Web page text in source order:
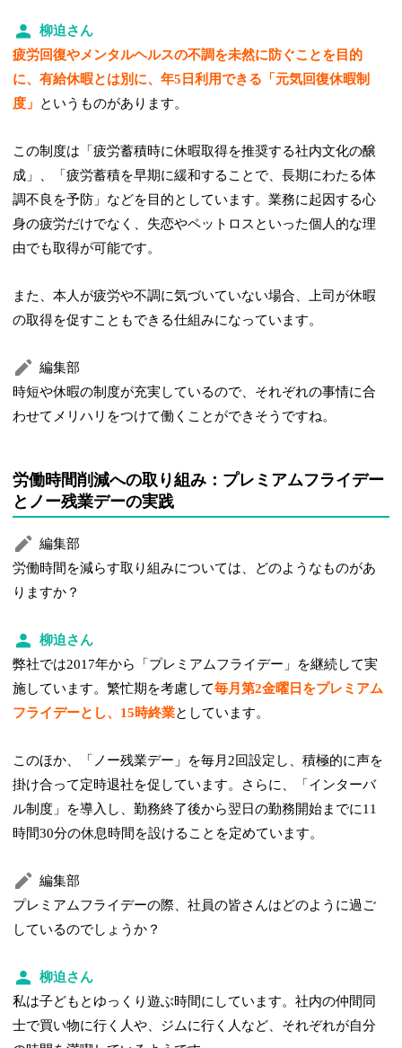
柳迫さん
疲労回復やメンタルヘルスの不調を未然に防ぐことを目的
に、有給休暇とは別に、年5日利用できる「元気回復休暇制
度」
というものがあります。
この制度は「疲労蓄積時に休暇取得を推奨する社内文化の醸
成」、「疲労蓄積を早期に緩和することで、長期にわたる体
調不良を予防」などを目的としています。業務に起因する心
身の疲労だけでなく、失恋やペットロスといった個人的な理
由でも取得が可能です。
また、本人が疲労や不調に気づいていない場合、上司が休暇
の取得を促すこともできる仕組みになっています。
編集部
時短や休暇の制度が充実しているので、それぞれの事情に合
わせてメリハリをつけて働くことができそうですね。
労働時間削減への取り組み：プレミアムフライデー
とノー残業デーの実践
編集部
労働時間を減らす取り組みについては、どのようなものがあ
りますか？
柳迫さん
弊社では2017年から「プレミアムフライデー」を継続して実
施しています。繁忙期を考慮して毎月第2金曜日をプレミアム
フライデーとし、15時終業としています。
このほか、「ノー残業デー」を毎月2回設定し、積極的に声を
掛け合って定時退社を促しています。さらに、「インターバ
ル制度」を導入し、勤務終了後から翌日の勤務開始までに11
時間30分の休息時間を設けることを定めています。
編集部
プレミアムフライデーの際、社員の皆さんはどのように過ご
しているのでしょうか？
柳迫さん
私は子どもとゆっくり遊ぶ時間にしています。社内の仲間同
士で買い物に行く人や、ジムに行く人など、それぞれが自分